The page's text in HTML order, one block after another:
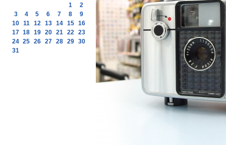
1
2
3
4 5 6 7 8
9
10 11 12 13 14 15 16
17 18 19 20 21 22 23
24 25 26 27 28 29 30
31